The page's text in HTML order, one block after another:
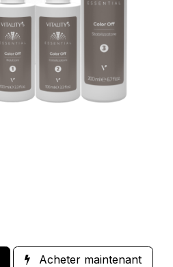
Acheter maintenant